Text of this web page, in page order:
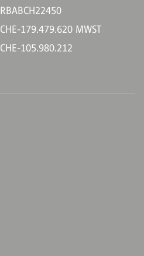
RBABCH22450
CHE-179.479.620 MWST
CHE-105.980.212